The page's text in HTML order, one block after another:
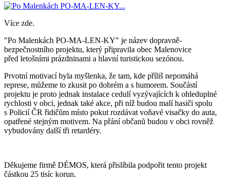
Více zde.
"Po Malenkách PO-MA-LEN-KY" je název dopravně-
bezpečnostního projektu, který připravila obec Malenovice
před letošními prázdninami a hlavní turistickou sezónou.
Prvotní motivací byla myšlenka, že tam, kde příliš nepomáhá
represe, můžeme to zkusit po dobrém a s humorem. Součástí
projektu je proto jednak instalace cedulí vyzývajících k ohleduplné
rychlosti v obci, jednak také akce, při níž budou malí hasiči spolu
s Policií ČR řidičům místo pokut rozdávat voňavé visačky do auta,
opatřené stejným motivem. Na přání občanů budou v obci rovněž
vybudovány další tři retardéry.
Děkujeme firmě DÉMOS, která přislíbila podpořit tento projekt
částkou 25 tisíc korun.